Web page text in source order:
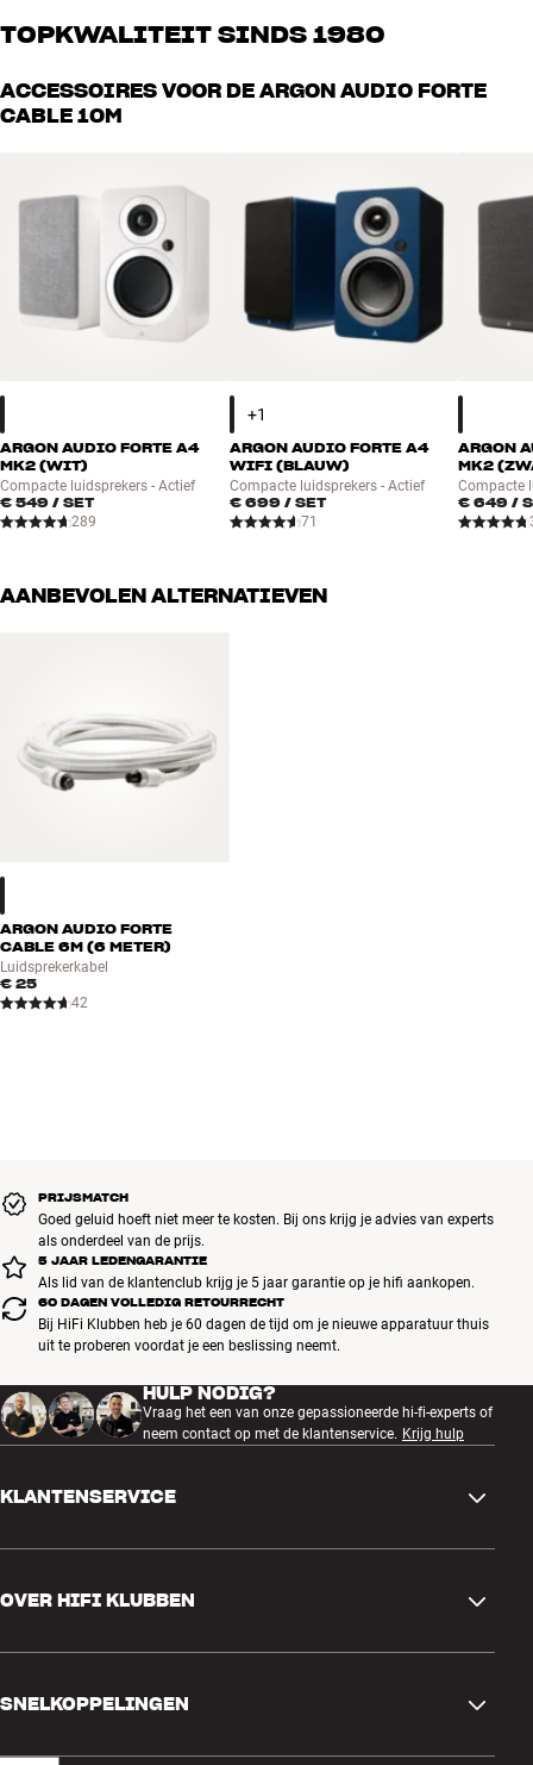
muziek als home cinema. Vertel ons wat je zoekt, dan vinden we
TOPKWALITEIT SINDS 1980
zijn zorgvuldig geselecteerd en gebouwd om jarenlang mee te gaan.
Goed voor je portemonnee én het milieu.
ACCESSOIRES VOOR DE ARGON AUDIO FORTE
CABLE 10M
ARGON AUDIO FORTE A4
MK2 (WIT)
Compacte luidsprekers - Actief
€ 549 / SET
289
ARGON AUDIO FORTE A4
WIFI (BLAUW)
Compacte luidsprekers - Actief
€ 699 / SET
71
ARGON
MK2
Compacte
€ 649 /
AANBEVOLEN ALTERNATIEVEN
ARGON AUDIO FORTE
CABLE 6M (6 METER)
Luidsprekerkabel
€ 25
42
PRIJSMATCH
Goed geluid hoeft niet meer te kosten. Bij ons krijg je advies van experts
als onderdeel van de prijs.
5 JAAR LEDENGARANTIE
Als lid van de klantenclub krijg je 5 jaar garantie op je hifi aankopen.
60 DAGEN VOLLEDIG RETOURRECHT
Bij HiFi Klubben heb je 60 dagen de tijd om je nieuwe apparatuur thuis
uit te proberen voordat je een beslissing neemt.
HULP NODIG?
Vraag het een van onze gepassioneerde hi-fi-experts of
neem contact op met de klantenservice. Krijg hulp
KLANTENSERVICE
Ruilen en retourneren
Bestelling herroepen
OVER HIFI KLUBBEN
SNELKOPPELINGEN